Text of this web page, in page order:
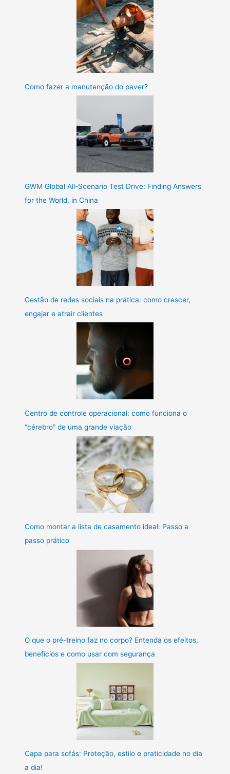
Como fazer a manutenção do paver?
GWM Global All-Scenario Test Drive: Finding Answers
for the World, in China
Gestão de redes sociais na prática: como crescer,
engajar e atrair clientes
Centro de controle operacional: como funciona o
“cérebro” de uma grande viação
Como montar a lista de casamento ideal: Passo a
passo prático
O que o pré-treino faz no corpo? Entenda os efeitos,
benefícios e como usar com segurança
Capa para sofás: Proteção, estilo e praticidade no dia
a dia!